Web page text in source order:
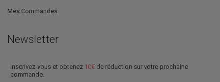
Mes Commandes
Newsletter
Inscrivez-vous et obtenez 10€ de réduction sur votre prochaine
commande.